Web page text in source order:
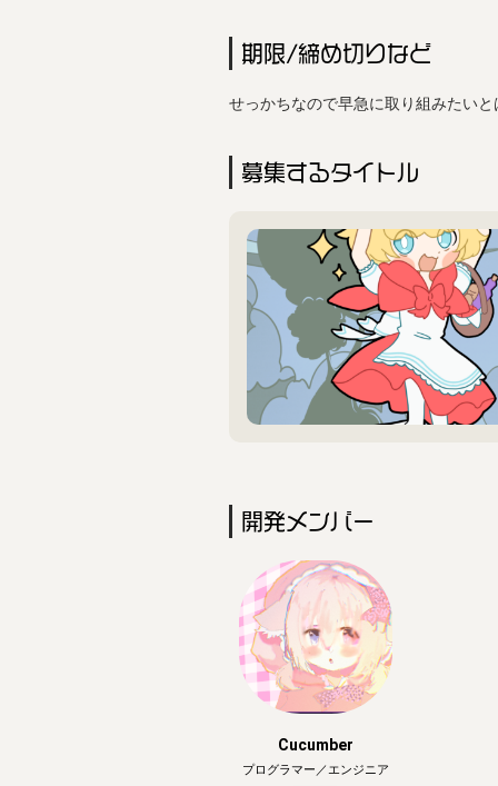
期限/締め切りなど
せっかちなので早急に取り組みたいと
募集するタイトル
開発メンバー
Cucumber
プログラマー／エンジニア